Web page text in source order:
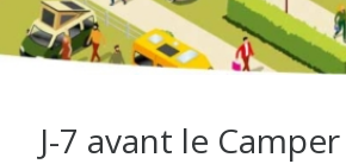
J-7 avant le